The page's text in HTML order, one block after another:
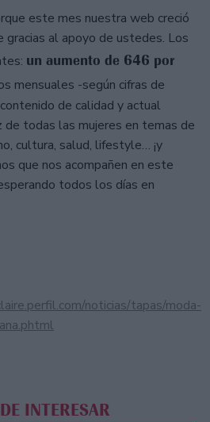
este mes nuestra web creció
gracias al apoyo de ustedes. Los
un aumento de 646 por
mensuales -según cifras de
de calidad y actual
de todas las mujeres en temas de
cultura, salud, lifestyle… ¡y
que nos acompañen en este
todos los días en
noticias/tapas/moda-
INTERESAR